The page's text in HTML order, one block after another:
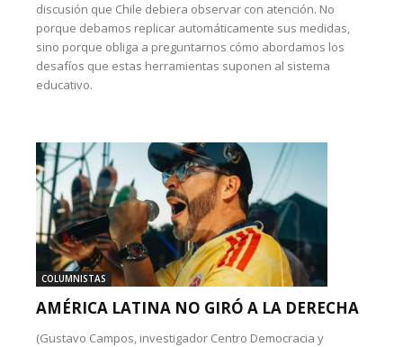
discusión que Chile debiera observar con atención. No
porque debamos replicar automáticamente sus medidas,
sino porque obliga a preguntarnos cómo abordamos los
desafíos que estas herramientas suponen al sistema
educativo.
COLUMNISTAS
AMÉRICA LATINA NO GIRÓ A LA DERECHA
(Gustavo Campos, investigador Centro Democracia y